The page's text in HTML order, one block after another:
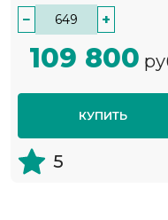
− +
109 800
КУПИТЬ
5